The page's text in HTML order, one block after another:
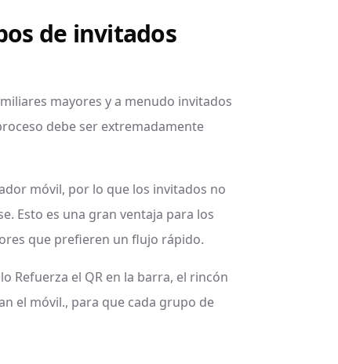
de invitados
mayores y a menudo invitados
debe ser extremadamente
móvil, por lo que los invitados no
Esto es una gran ventaja para los
que prefieren un flujo rápido.
Refuerza el QR en la barra, el rincón
el móvil., para que cada grupo de